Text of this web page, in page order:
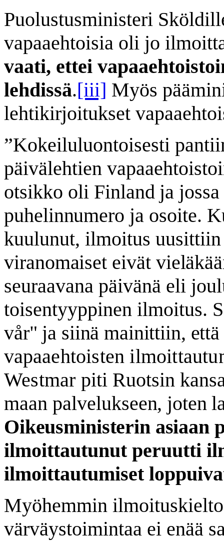
Puolustusministeri
vapaaehtoisia oli jo
vaati, ettei
lehdissä.[iii] Myös
lehtikirjoitukset
”Kokeiluluontoisesti
päivälehtien
otsikko oli Finland ja
puhelinnumero ja osoite.
kuulunut, ilmoitus uusittiin
viranomaiset eivät
seuraavana päivänä eli
toisentyyppinen ilmoitus.
vår" ja siinä mainittiin,
vapaaehtoisten
Westmar piti Ruotsin
maan palvelukseen, joten
Oikeusministerin asiaan
ilmoittautunut peruutti
ilmoittautumiset
Myöhemmin
värväystoimintaa ei enää